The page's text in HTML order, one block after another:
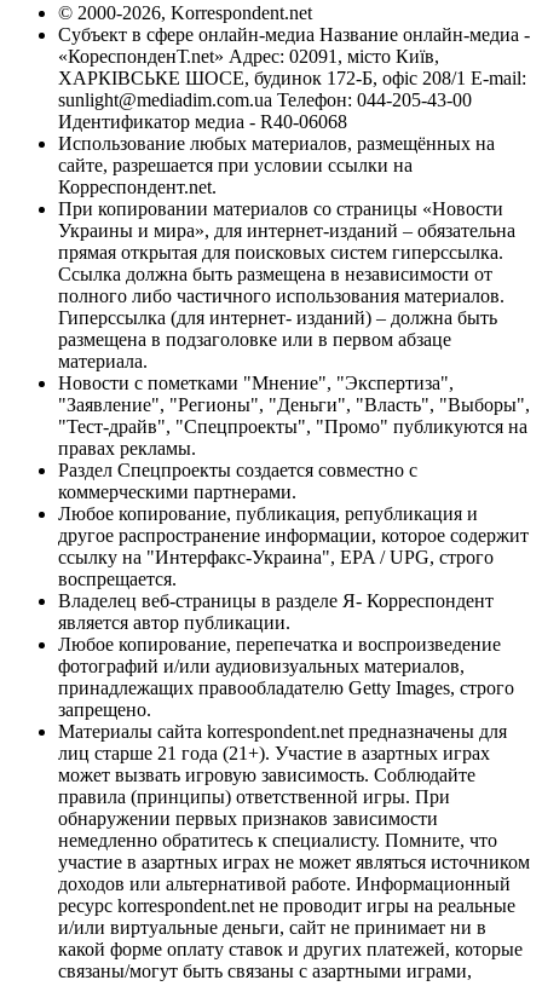
© 2000-2026, Korrespondent.net
Субъект в сфере онлайн-медиа Название онлайн-медиа -
«КореспонденТ.net» Адрес: 02091, місто Київ,
ХАРКІВСЬКЕ ШОСЕ, будинок 172-Б, офіс 208/1 E-mail:
sunlight@mediadim.com.ua Телефон: 044-205-43-00
Идентификатор медиа - R40-06068
Использование любых материалов, размещённых на
сайте, разрешается при условии ссылки на
Корреспондент.net.
При копировании материалов со страницы «Новости
Украины и мира», для интернет-изданий – обязательна
прямая открытая для поисковых систем гиперссылка.
Ссылка должна быть размещена в независимости от
полного либо частичного использования материалов.
Гиперссылка (для интернет- изданий) – должна быть
размещена в подзаголовке или в первом абзаце
материала.
Новости с пометками "Мнение", "Экспертиза",
"Заявление", "Регионы", "Деньги", "Власть", "Выборы",
"Тест-драйв", "Спецпроекты", "Промо" публикуются на
правах рекламы.
Раздел Спецпроекты создается совместно с
коммерческими партнерами.
Любое копирование, публикация, републикация и
другое распространение информации, которое содержит
ссылку на "Интерфакс-Украина", EPA / UPG, строго
воспрещается.
Владелец веб-страницы в разделе Я- Корреспондент
является автор публикации.
Любое копирование, перепечатка и воспроизведение
фотографий и/или аудиовизуальных материалов,
принадлежащих правообладателю Getty Images, строго
запрещено.
Материалы сайта korrespondent.net предназначены для
лиц старше 21 года (21+). Участие в азартных играх
может вызвать игровую зависимость. Соблюдайте
правила (принципы) ответственной игры. При
обнаружении первых признаков зависимости
немедленно обратитесь к специалисту. Помните, что
участие в азартных играх не может являться источником
доходов или альтернативой работе. Информационный
ресурс korrespondent.net не проводит игры на реальные
и/или виртуальные деньги, сайт не принимает ни в
какой форме оплату ставок и других платежей, которые
связаны/могут быть связаны с азартными играми,